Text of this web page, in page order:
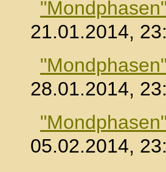
21.01.2014,
28.01.2014,
05.02.2014,